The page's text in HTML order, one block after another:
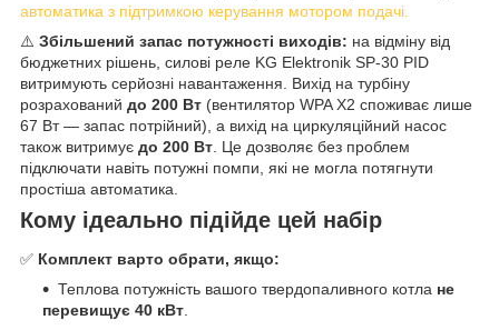
автоматика з підтримкою керування мотором подачі.
⚠️ Збільшений запас потужності виходів: на відміну від
бюджетних рішень, силові реле KG Elektronik SP-30 PID
витримують серйозні навантаження. Вихід на турбіну
розрахований до 200 Вт (вентилятор WPA X2 споживає лише
67 Вт — запас потрійний), а вихід на циркуляційний насос
також витримує до 200 Вт . Це дозволяє без проблем
підключати навіть потужні помпи, які не могла потягнути
простіша автоматика.
Кому ідеально підійде цей набір
✅ Комплект варто обрати, якщо:
Теплова потужність вашого твердопаливного котла не
перевищує 40 кВт.